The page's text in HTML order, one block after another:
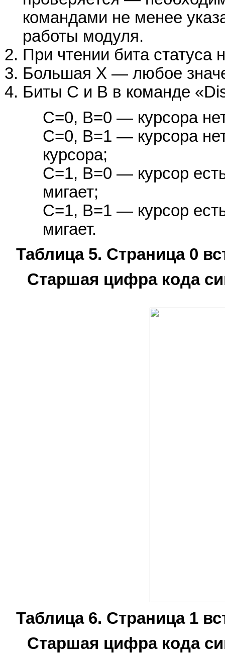
командами не менее
работы модуля.
При чтении бита статуса
Большая Х — любое
Биты C и B в команде
C=0, B=0 — курсора
C=0, B=1 — курсора
курсора;
C=1, B=0 — курсор
мигает;
C=1, B=1 — курсор
мигает.
Таблица 5. Страница 0
Старшая цифра кода
Таблица 6. Страница 1
Старшая цифра кода